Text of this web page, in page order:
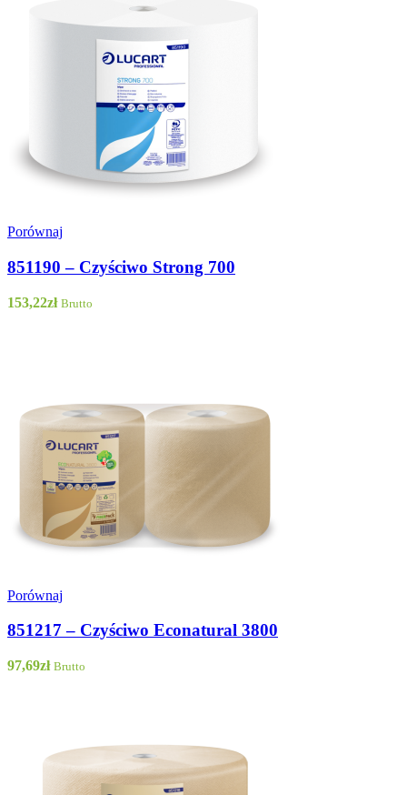
Porównaj
851190 – Czyściwo Strong 700
153,22zł Brutto
Porównaj
851217 – Czyściwo Econatural 3800
97,69zł Brutto